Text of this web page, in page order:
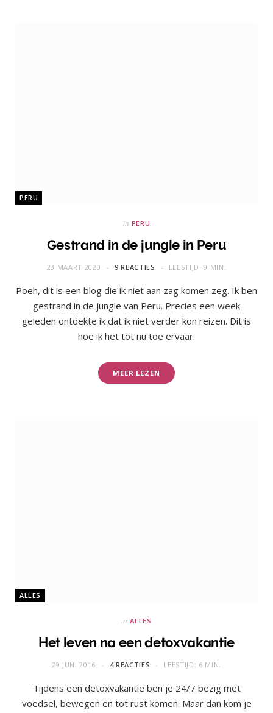
PERU
in PERU
Gestrand in de jungle in Peru
23 MAART 2020 9 REACTIES LEESTIJD: 9 MIN.
Poeh, dit is een blog die ik niet aan zag komen zeg. Ik ben
gestrand in de jungle van Peru. Precies een week
geleden ontdekte ik dat ik niet verder kon reizen. Dit is
hoe ik het tot nu toe ervaar.
MEER LEZEN
ALLES
in ALLES
Het leven na een detoxvakantie
29 JUNI 2016 4 REACTIES LEESTIJD: 6 MIN.
Tijdens een detoxvakantie ben je 24/7 bezig met
voedsel, bewegen en tot rust komen. Maar dan kom je